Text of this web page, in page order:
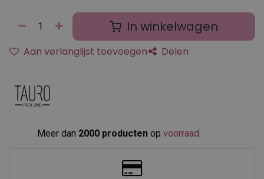
In winkelwagen
Aan verlanglijst toevoegen Delen
Meer dan 2000 producten op voorraad.​